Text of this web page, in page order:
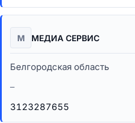
М МЕДИА СЕРВИС
Белгородская область
–
3123287655